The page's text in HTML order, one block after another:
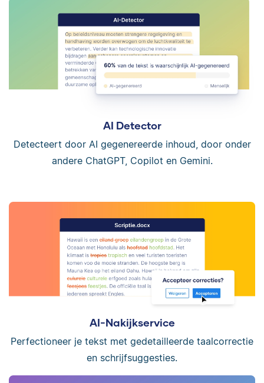
AI Detector
Detecteert door AI gegenereerde inhoud, door onder
andere ChatGPT, Copilot en Gemini.
AI-Nakijkservice
Perfectioneer je tekst met gedetailleerde taalcorrectie
en schrijfsuggesties.